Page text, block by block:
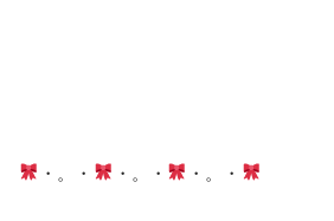
・。・ ・。・ ・。・